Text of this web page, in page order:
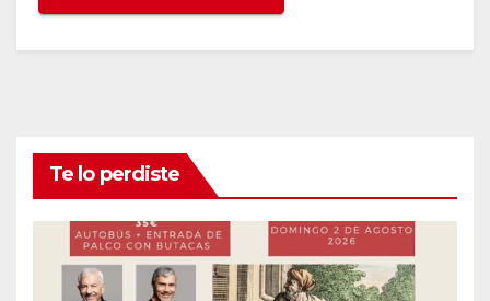
Te lo perdiste